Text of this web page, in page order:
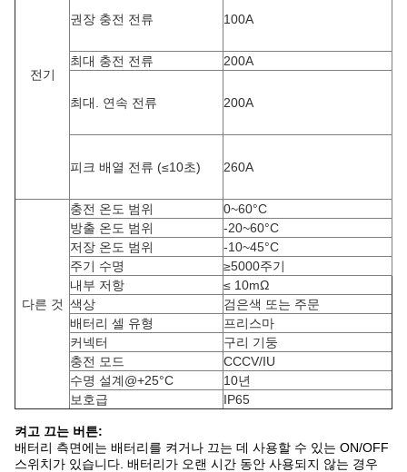
전기
권장 충전 전류 100A
최대 충전 전류 200A
최대. 연속 전류 200A
피크 배열 전류 (≤10초) 260A
다른 것
충전 온도 범위
0~60°C
방출 온도 범위
-20~60°C
저장 온도 범위
-10~45°C
주기 수명
≥5000주기
내부 저항
≤ 10mΩ
색상
검은색 또는 주문
배터리 셀 유형
프리스마
커넥터
구리 기둥
충전 모드
CCCV/IU
수명 설계@+25°C
10년
보호급
IP65
켜고 끄는 버튼:
배터리 측면에는 배터리를 켜거나 끄는 데 사용할 수 있는 ON/OFF
스위치가 있습니다. 배터리가 오랜 시간 동안 사용되지 않는 경우